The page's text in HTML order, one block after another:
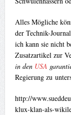
Alles Mögliche
der Technik-
ich kann sie nicht
Zusatzartikel zur
in den USA
Regierung zu
http://
klux-klan-als-